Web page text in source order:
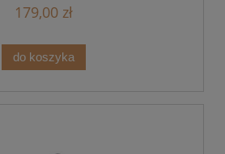
179,00 zł
do koszyka